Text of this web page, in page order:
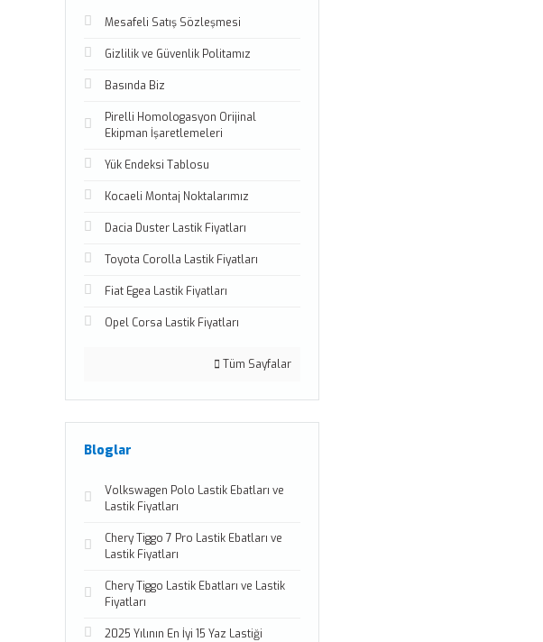
Mesafeli Satış Sözleşmesi
Gizlilik ve Güvenlik Politamız
Basında Biz
Pirelli Homologasyon Orijinal
Ekipman İşaretlemeleri
Yük Endeksi Tablosu
Kocaeli Montaj Noktalarımız
Dacia Duster Lastik Fiyatları
Toyota Corolla Lastik Fiyatları
Fiat Egea Lastik Fiyatları
Opel Corsa Lastik Fiyatları
Tüm Sayfalar
Bloglar
Volkswagen Polo Lastik Ebatları ve
Lastik Fiyatları
Chery Tiggo 7 Pro Lastik Ebatları ve
Lastik Fiyatları
Chery Tiggo Lastik Ebatları ve Lastik
Fiyatları
2025 Yılının En İyi 15 Yaz Lastiği